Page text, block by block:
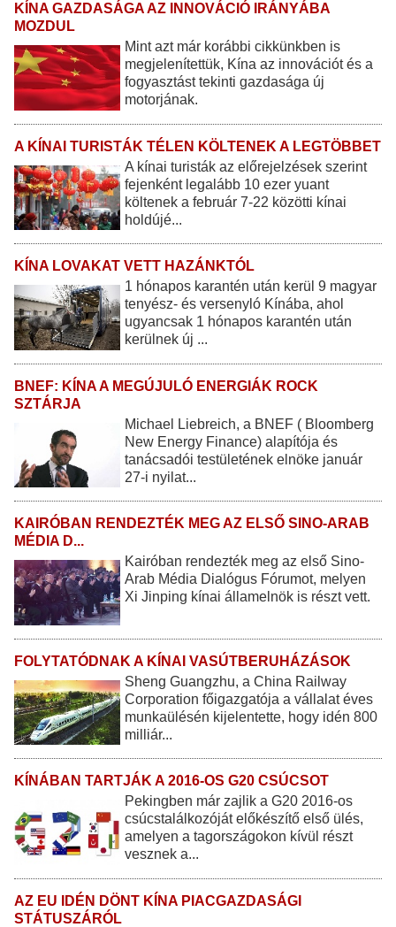
KÍNA GAZDASÁGA AZ INNOVÁCIÓ IRÁNYÁBA
MOZDUL
Mint azt már korábbi cikkünkben is
megjelenítettük, Kína az innovációt és a
fogyasztást tekinti gazdasága új
motorjának.
A KÍNAI TURISTÁK TÉLEN KÖLTENEK A LEGTÖBBET
A kínai turisták az előrejelzések szerint
fejenként legalább 10 ezer yuant
költenek a február 7-22 közötti kínai
holdújé...
KÍNA LOVAKAT VETT HAZÁNKTÓL
1 hónapos karantén után kerül 9 magyar
tenyész- és versenyló Kínába, ahol
ugyancsak 1 hónapos karantén után
kerülnek új ...
BNEF: KÍNA A MEGÚJULÓ ENERGIÁK ROCK
SZTÁRJA
Michael Liebreich, a BNEF ( Bloomberg
New Energy Finance) alapítója és
tanácsadói testületének elnöke január
27-i nyilat...
KAIRÓBAN RENDEZTÉK MEG AZ ELSŐ SINO-ARAB
MÉDIA D...
Kairóban rendezték meg az első Sino-
Arab Média Dialógus Fórumot, melyen
Xi Jinping kínai államelnök is részt vett.
FOLYTATÓDNAK A KÍNAI VASÚTBERUHÁZÁSOK
Sheng Guangzhu, a China Railway
Corporation főigazgatója a vállalat éves
munkaülésén kijelentette, hogy idén 800
milliár...
KÍNÁBAN TARTJÁK A 2016-OS G20 CSÚCSOT
Pekingben már zajlik a G20 2016-os
csúcstalálkozóját előkészítő első ülés,
amelyen a tagországokon kívül részt
vesznek a...
AZ EU IDÉN DÖNT KÍNA PIACGAZDASÁGI
STÁTUSZÁRÓL